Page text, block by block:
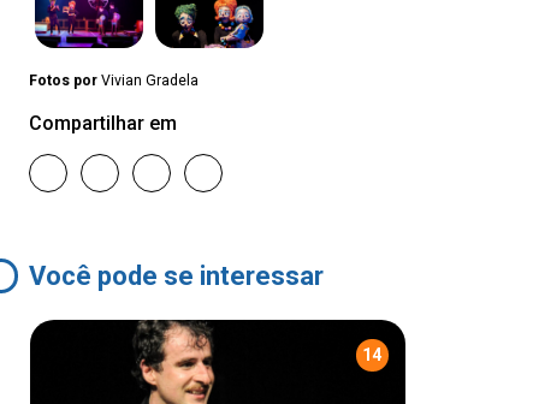
Fotos por Vivian Gradela
Compartilhar em
Você pode se interessar
14